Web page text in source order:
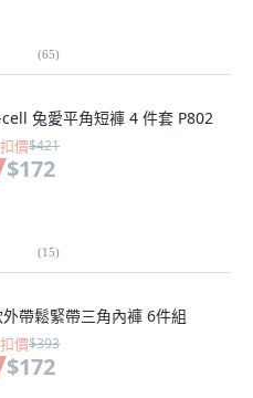
(65)
cell 兔愛平角短褲 4 件套 P802
價$421
$172
(15)
帶鬆緊帶三角內褲 6件組
價$393
$172